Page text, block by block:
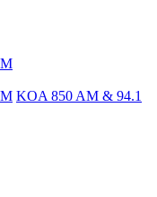
KOA 850 AM & 94.1